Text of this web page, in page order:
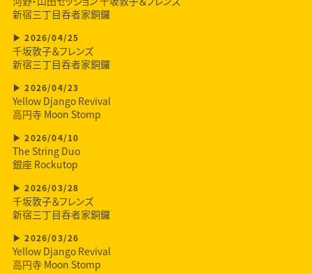
新宿三丁目呑者家銅鑼
2026/04/25
千坂敦子＆フレンズ
新宿三丁目呑者家銅鑼
2026/04/23
Yellow Django Revival
高円寺 Moon Stomp
2026/04/10
The String Duo
銀座 Rockutop
2026/03/28
千坂敦子＆フレンズ
新宿三丁目呑者家銅鑼
2026/03/26
Yellow Django Revival
高円寺 Moon Stomp